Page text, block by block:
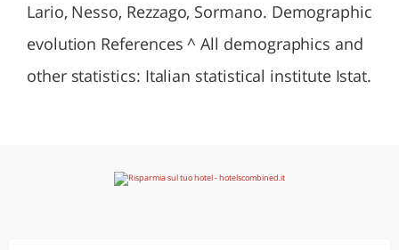
Lario, Nesso, Rezzago, Sormano. Demographic
evolution References ^ All demographics and
other statistics: Italian statistical institute Istat.